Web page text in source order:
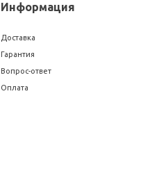
Информация
Доставка
Гарантия
Вопрос-ответ
Оплата